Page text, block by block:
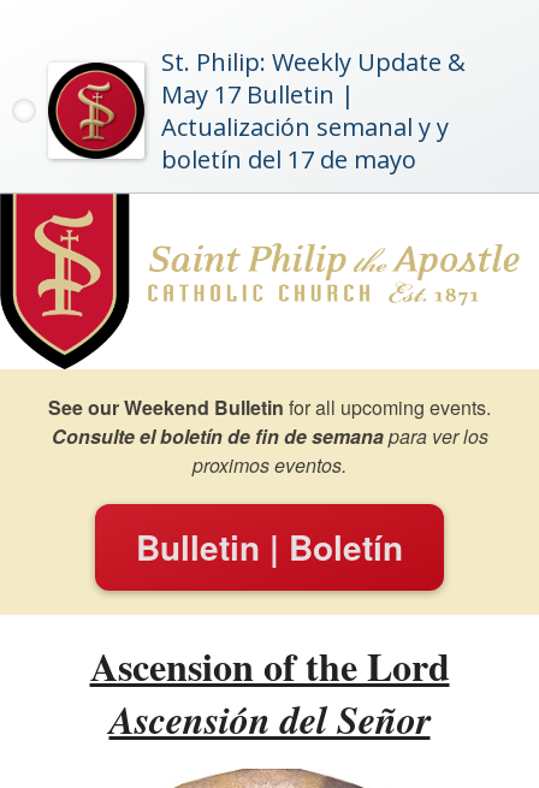
St. Philip: Weekly Update &
May 17 Bulletin |
Actualización semanal y y
boletín del 17 de mayo
See our Weekend Bulletin for all upcoming events.
Consulte el boletín de fin de semanapara ver los
proximos eventos.
Bulletin | Boletín
Ascension of the Lord
Ascensión del Señor